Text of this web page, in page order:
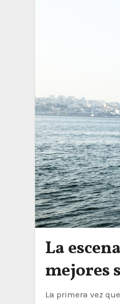
La
mejores
La primera vez que comí sardinas a la parrilla en Lisbon estaba de pie junto a una mesa de plástico en